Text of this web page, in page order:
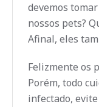
devemos
nossos pets?
Afinal, eles
Felizmente os
Porém, todo
infectado,